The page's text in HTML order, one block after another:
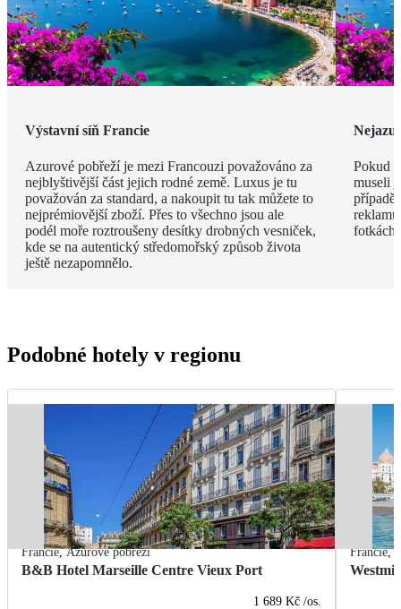
Výstavní síň Francie
Azurové pobřeží je mezi Francouzi považováno za
nejblyštivější část jejich rodné země. Luxus je tu
považován za standard, a nakoupit tu tak můžete to
nejprémiovější zboží. Přes to všechno jsou ale
podél moře roztroušeny desítky drobných vesniček,
kde se na autentický středomořský způsob života
ještě nezapomnělo.
Pokud
museli
případě
fotkách!
Podobné hotely v regionu
Francie,Azurové pobřeží
B&B Hotel Marseille Centre Vieux Port
1 689 Kč /os.
Francie,